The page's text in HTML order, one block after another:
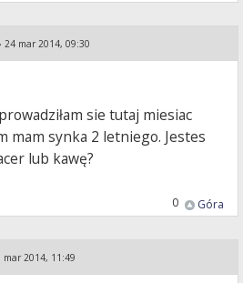
24 mar 2014, 09:30
sie tutaj miesiac
mam synka 2 letniego. Jestes
lub kawę?
Góra
0
mar 2014, 11:49